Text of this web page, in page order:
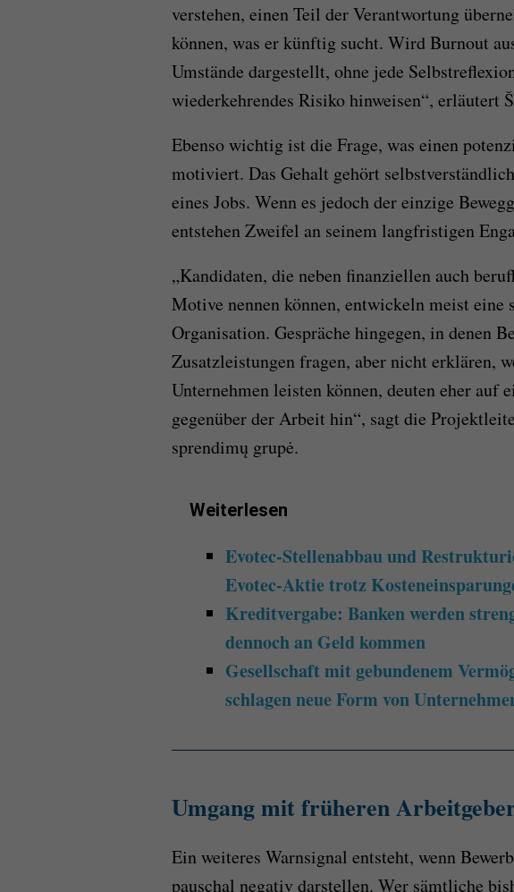
verstehen, einen Teil der Verantwortung
können, was er künftig sucht. Wird Burnout
Umstände dargestellt, ohne jede
wiederkehrendes Risiko hinweisen“, erläutert
Ebenso wichtig ist die Frage, was einen
motiviert. Das Gehalt gehört
eines Jobs. Wenn es jedoch der einzige
entstehen Zweifel an seinem langfristigen
„Kandidaten, die neben finanziellen auch
Motive nennen können, entwickeln meist eine
Organisation. Gespräche hingegen, in denen
Zusatzleistungen fragen, aber nicht erklären,
Unternehmen leisten können, deuten eher auf
gegenüber der Arbeit hin“, sagt die
sprendimų grupė.
Weiterlesen
Evotec-Stellenabbau und
Evotec-Aktie trotz
Kreditvergabe: Banken werden
dennoch an Geld kommen
Gesellschaft mit gebundenem
schlagen neue Form von
Umgang mit früheren
Ein weiteres Warnsignal entsteht, wenn
pauschal negativ darstellen. Wer sämtliche